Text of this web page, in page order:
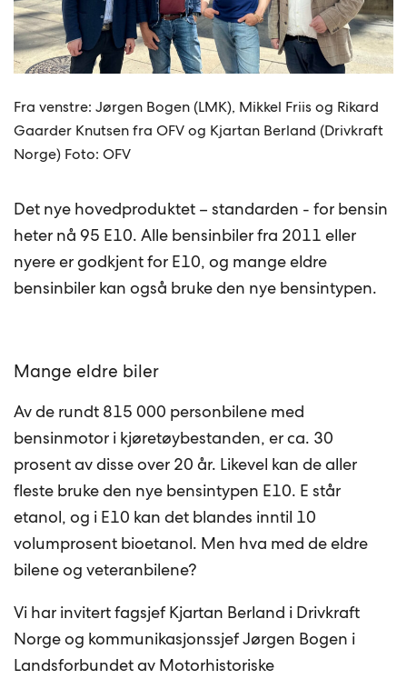
Fra venstre: Jørgen Bogen (LMK), Mikkel Friis og Rikard
Gaarder Knutsen fra OFV og Kjartan Berland (Drivkraft
Norge) Foto: OFV
Det nye hovedproduktet – standarden - for bensin
heter nå 95 E10. Alle bensinbiler fra 2011 eller
nyere er godkjent for E10, og mange eldre
bensinbiler kan også bruke den nye bensintypen.
Mange eldre biler
Av de rundt 815 000 personbilene med
bensinmotor i kjøretøybestanden, er ca. 30
prosent av disse over 20 år. Likevel kan de aller
fleste bruke den nye bensintypen E10. E står
etanol, og i E10 kan det blandes inntil 10
volumprosent bioetanol. Men hva med de eldre
bilene og veteranbilene?
Vi har invitert fagsjef Kjartan Berland i Drivkraft
Norge og kommunikasjonssjef Jørgen Bogen i
Landsforbundet av Motorhistoriske